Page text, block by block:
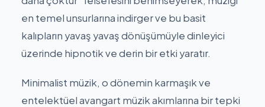
en temel unsurlarına indirger ve bu basit
kalıpların yavaş yavaş dönüşümüyle dinleyici
üzerinde hipnotik ve derin bir etki yaratır.
Minimalist müzik, o dönemin karmaşık ve
entelektüel avangart müzik akımlarına bir tepki